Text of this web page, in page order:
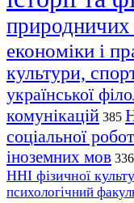
природничих
економіки і
культури,
української
комунікацій 385
соціальної
іноземних мов 336
ННІ фізичної
психологічний